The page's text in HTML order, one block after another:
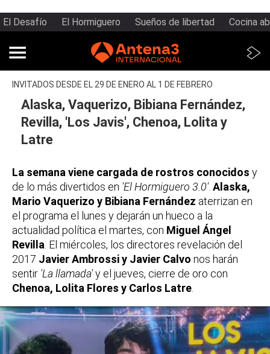
El Desafío El Hormiguero Sueños de libertad Cocina
INVITADOS DESDE EL 29 DE ENERO AL 1 DE FEBRERO
Alaska, Vaquerizo, Bibiana Fernández,
Revilla, 'Los Javis', Chenoa, Lolita y
Latre
La semana viene cargada de rostros conocidos y
de lo más divertidos en 'El Hormiguero 3.0'. Alaska,
Mario Vaquerizo y Bibiana Fernández aterrizan en
el programa el lunes y dejarán un hueco a la
actualidad política el martes, con Miguel Ángel
Revilla . El miércoles, los directores revelación del
2017 Javier Ambrossi y Javier Calvo nos harán
sentir 'La llamada'y el jueves, cierre de oro con
Chenoa, Lolita Flores y Carlos Latre